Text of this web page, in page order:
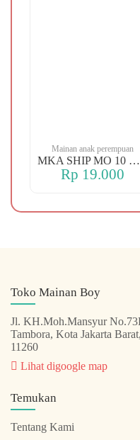
Mainan anak perempuan
MKA SHIP MO 10 CHERRY
Rp 19.000
Toko Mainan Boy
Jl. KH.Moh.Mansyur
Tambora, Kota Jakarta
11260
Lihat digoogle map
Temukan
Tentang Kami